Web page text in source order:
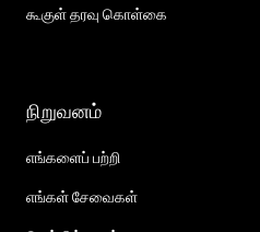
கூகுள் தரவு கொள்கை
நிறுவனம்
எங்களைப் பற்றி
எங்கள் சேவைகள்